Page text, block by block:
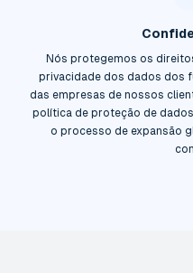
Nós protegemos os
privacidade dos dados dos
das empresas de nossos
política de proteção de dados
o processo de expansão